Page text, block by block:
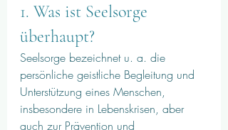
1. Was ist Seelsorge
überhaupt?
Seelsorge bezeichnet u. a. die
persönliche geistliche Begleitung und
Unterstützung eines Menschen,
insbesondere in Lebenskrisen, aber
auch zur Prävention und